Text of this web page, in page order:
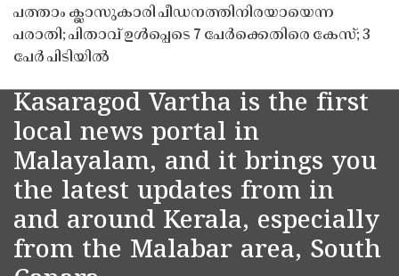
പത്താം ക്ലാസുകാരി പീഡനത്തിനിരയായെന്ന
പരാതി; പിതാവ് ഉൾപ്പെടെ 7 പേർക്കെതിരെ കേസ്; 3
പേർ പിടിയിൽ
Kasaragod Vartha is the first
local news portal in
Malayalam, and it brings you
the latest updates from in
and around Kerala, especially
from the Malabar area, South